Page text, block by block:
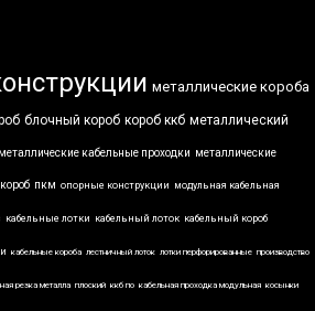
металлические короба
блочный короб короб ккб металлический
металлические кабельные проходки металлические
пкм опорные конструкции модульная кабельная
кабельные лотки кабельный лоток кабельный короб
кабельные короба лестничный лоток лотки перфорированные производство
резка металла плоский ккб по кабельная проходка модульная косынки